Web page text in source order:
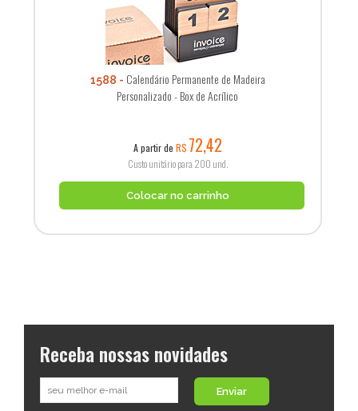
1588
Calendário Permanente de Madeira
Personalizado - Box de Acrílico
A partir de R$ 72,42
Custo unitário para 200 und.
Colocar no carrinho
Receba nossas novidades
Enviar